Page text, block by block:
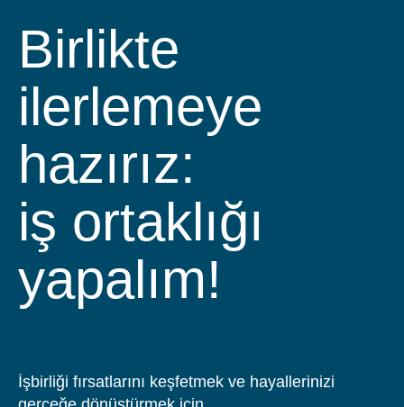
Birlikte
ilerlemeye
hazırız:
iş ortaklığı
yapalım!
İşbirliği fırsatlarını keşfetmek ve hayallerinizi